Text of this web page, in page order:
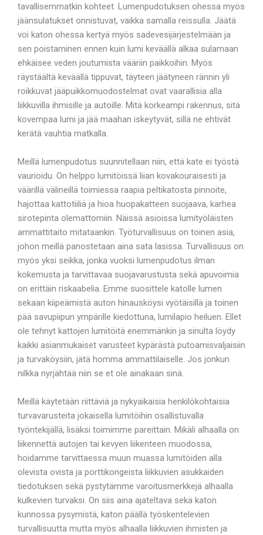
tavallisemmatkin kohteet. Lumenpudotuksen ohessa myös
jäänsulatukset onnistuvat, vaikka samalla reissulla. Jäätä
voi katon ohessa kertyä myös sadevesijärjestelmään ja
sen poistaminen ennen kuin lumi keväällä alkaa sulamaan
ehkäisee veden joutumista vääriin paikkoihin. Myös
räystäältä keväällä tippuvat, täyteen jäätyneen rännin yli
roikkuvat jääpuikkomuodostelmat ovat vaarallisia alla
liikkuvilla ihmisille ja autoille. Mitä korkeampi rakennus, sitä
kovempaa lumi ja jää maahan iskeytyvät, sillä ne ehtivät
kerätä vauhtia matkalla.
Meillä lumenpudotus suunnitellaan niin, että kate ei työstä
vaurioidu. On helppo lumitöissä liian kovakouraisesti ja
väärillä välineillä toimiessa raapia peltikatosta pinnoite,
hajottaa kattotiiliä ja hioa huopakatteen suojaava, karhea
sirotepinta olemattomiin. Näissä asioissa lumityöläisten
ammattitaito mitataankin. Työturvallisuus on toinen asia,
johon meillä panostetaan aina sata lasissa. Turvallisuus on
myös yksi seikka, jonka vuoksi lumenpudotus ilman
kokemusta ja tarvittavaa suojavarustusta sekä apuvoimia
on erittäin riskaabelia. Emme suosittele katolle lumen
sekaan kiipeämistä auton hinausköysi vyötäisillä ja toinen
pää savupiipun ympärille kiedottuna, lumilapio heiluen. Ellet
ole tehnyt kattojen lumitöitä enemmänkin ja sinulta löydy
kaikki asianmukaiset varusteet kypärästä putoamisvaljaisiin
ja turvaköysiin, jätä homma ammattilaiselle. Jos jonkun
nilkka nyrjähtää niin se et ole ainakaan sinä.
Meillä käytetään riittäviä ja nykyaikaisia henkilökohtaisia
turvavarusteita jokaisella lumitöihin osallistuvalla
työntekijällä, lisäksi toimimme pareittain. Mikäli alhaalla on
liikennettä autojen tai kevyen liikenteen muodossa,
hoidamme tarvittaessa muun muassa lumitöiden alla
olevista ovista ja porttikongeista liikkuvien asukkaiden
tiedotuksen sekä pystytämme varoitusmerkkejä alhaalla
kulkevien turvaksi. On siis aina ajateltava sekä katon
kunnossa pysymistä, katon päällä työskentelevien
turvallisuutta mutta myös alhaalla liikkuvien ihmisten ja